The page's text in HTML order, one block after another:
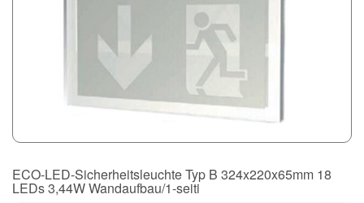
ECO-LED-Sicherheitsleuchte Typ B 324x220x65mm 18
LEDs 3,44W Wandaufbau/1-seiti